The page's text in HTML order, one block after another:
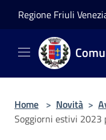
Regione Friuli
Home > Novità >
Soggiorni estivi